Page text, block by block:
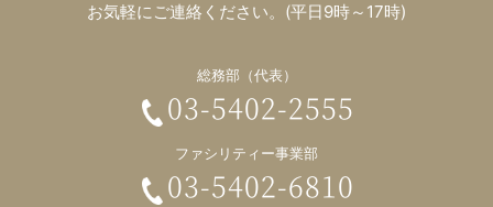
お気軽にご連絡ください。(平日9時～17時)
総務部（代表）
03-5402-2555
ファシリティー事業部
03-5402-6810